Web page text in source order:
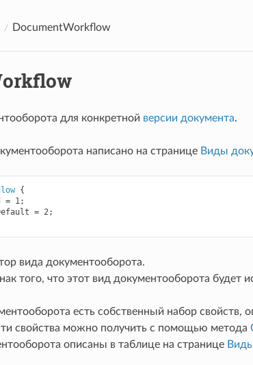
DocumentWorkflow
для конкретной версии документа.
написано на странице Виды
{
= 1;
= 2;
вида документооборота.
того, что этот вид документооборота будет
есть собственный набор
свойства можно получить с помощью метода
описаны в таблице на странице